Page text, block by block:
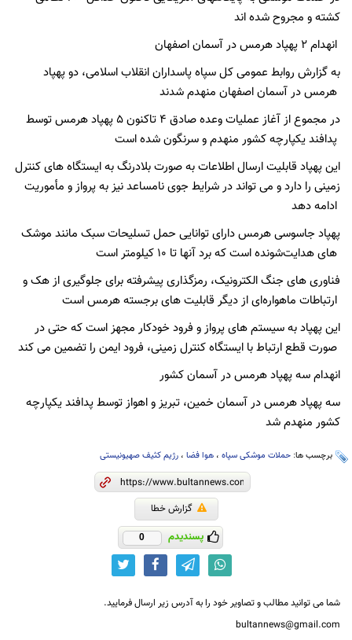
کشته و مجروح شده اند
زمینی را دارد و می ‌تواند در شرایط جوی نامساعد نیز به پرواز و مأموریت
فناوری ‌های جنگ الکترونیک، رمزگذاری پیشرفته برای جلوگیری از هک و
این پهپاد به سیستم‌ های پرواز و فرود خودکار مجهز است که حتی در
انهدام سه پهپاد هرمس در آسمان کشور
سه پهپاد هرمس در آسمان خمین، تبریز و اهواز توسط پدافند یکپارچه
کشور منهدم شد
برچسب ها: حملات موشکی سپاه ، هوا فضا ، رژیم کثیف صهیونیستی
گزارش خطا
پسندیدم 0
شما می توانید مطالب و تصاویر خود را به آدرس زیر ارسال فرمایید.
bultannews@gmail.com